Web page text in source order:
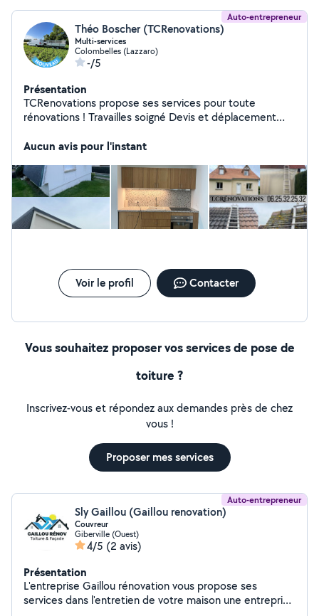
Auto-entrepreneur
Théo Boscher (TCRenovations)
Multi-services
Colombelles (Lazzaro)
-/5
Présentation
TCRenovations propose ses services pour toute
rénovations ! Travailles soigné Devis et déplacement
Aucun avis pour l'instant
Voir le profil Contacter
Vous souhaitez proposer vos services de pose de
toiture ?
Inscrivez-vous et répondez aux demandes près de chez
vous !
Proposer mes services
Auto-entrepreneur
Sly Gaillou (Gaillou renovation)
Couvreur
Giberville (Ouest)
4/5 (2 avis)
Présentation
L'entreprise Gaillou rénovation vous propose ses
services dans l'entretien de votre maison une entreprise